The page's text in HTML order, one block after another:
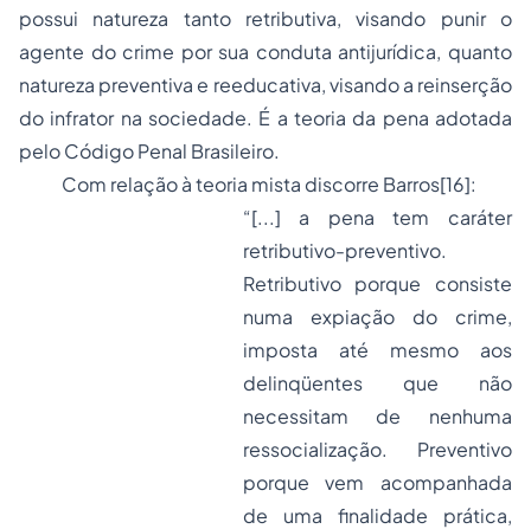
possui natureza tanto retributiva, visando punir o
agente do crime por sua conduta antijurídica, quanto
natureza preventiva e reeducativa, visando a reinserção
do infrator na sociedade. É a teoria da pena adotada
pelo Código Penal Brasileiro.
Com relação à teoria mista discorre Barros[16]:
“[...] a pena tem caráter
retributivo-preventivo.
Retributivo porque consiste
numa expiação do crime,
imposta até mesmo aos
delinqüentes que não
necessitam de nenhuma
ressocialização. Preventivo
porque vem acompanhada
de uma finalidade prática,